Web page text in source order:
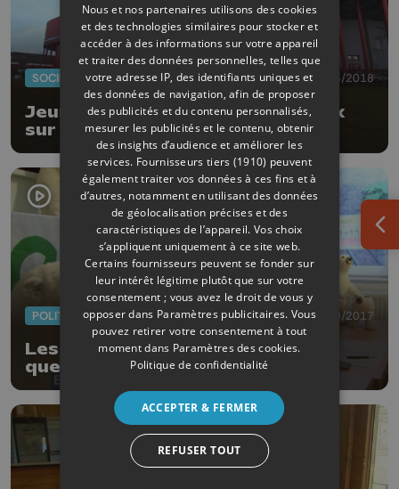
SOCIÉTÉ 07/03/2018
Jeunes et conseillers communaux
sur un même terrain
POLITIQUE 27/10/2017
Les attentes d'Ecolo Liège à
quelques jours de la COP23
Nous et nos partenaires utilisons des cookies
et des technologies similaires pour stocker et
accéder à des informations sur votre appareil
et traiter des données personnelles, telles que
votre adresse IP, des identifiants uniques et
des données de navigation, afin de proposer
des publicités et du contenu personnalisés,
mesurer les publicités et le contenu, obtenir
des insights d’audience et améliorer les
services. Fournisseurs tiers (1910) peuvent
également traiter vos données à ces fins et à
d’autres, notamment en utilisant des données
de géolocalisation précises et des
caractéristiques de l’appareil. Vos choix
s’appliquent uniquement à ce site web.
Certains fournisseurs peuvent se fonder sur
leur intérêt légitime plutôt que sur votre
consentement ; vous avez le droit de vous y
opposer dans Paramètres publicitaires. Vous
pouvez retirer votre consentement à tout
moment dans Paramètres des cookies.
Politique de confidentialité
ACCEPTER & FERMER
REFUSER TOUT